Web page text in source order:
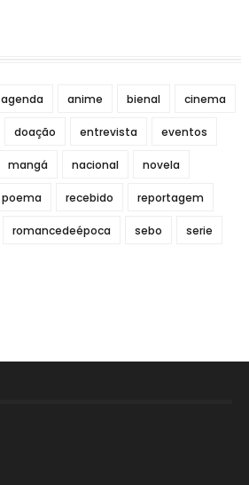
agenda anime bienal cinema
doação entrevista eventos
mangá nacional novela
poema recebido reportagem
romancedeépoca sebo serie